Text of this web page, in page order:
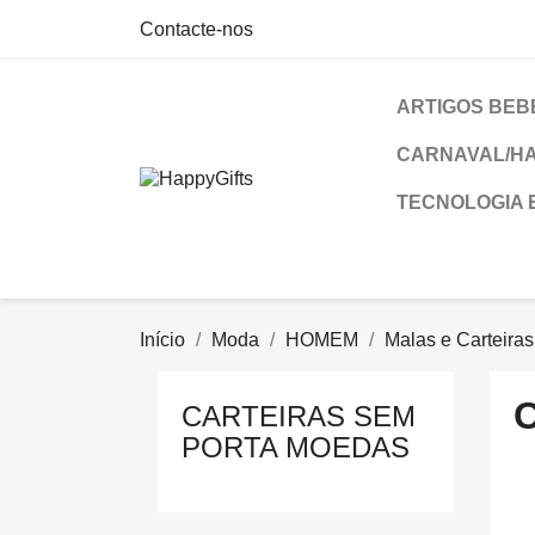
Contacte-nos
ARTIGOS
CARNAVAL/
TECNOLOGIA
Início Moda HOMEM Malas e Carteiras
CARTEIRAS SEM
PORTA MOEDAS